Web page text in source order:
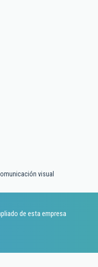
visual
de esta empresa